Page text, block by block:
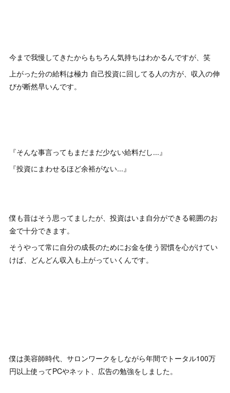
今まで我慢してきたからもちろん気持ちはわかるんですが、笑
上がった分の給料は極力 自己投資に回してる人の方が、収入の伸
びが断然早いんです。
『そんな事言ってもまだまだ少ない給料だし...』
『投資にまわせるほど余裕がない...』
僕も昔はそう思ってましたが、投資はいま自分ができる範囲のお
金で十分できます。
そうやって常に自分の成長のためにお金を使う習慣を心がけてい
けば、どんどん収入も上がっていくんです。
僕は美容師時代、サロンワークをしながら年間でトータル100万
円以上使ってPCやネット、広告の勉強をしました。